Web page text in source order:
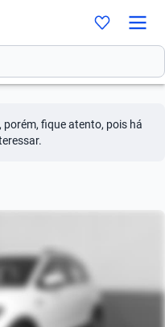
porém, fique atento, pois há